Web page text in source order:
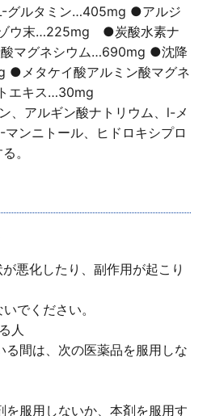
意をよく読んでお使いくだ
さい。
添付文書
ルタミン…405mg ●アルジ
ウ末…225mg ●炭酸水素ナ
マグネシウム…690mg ●沈降
●メタケイ酸アルミン酸マグネ
エキス…30mg
、アルギン酸ナトリウム、l-メ
ンニトール、ヒドロキシプロ
。
が悪化したり、副作用が起こり
でください。
人
る間は、次の医薬品を服用しな
を服用しないか、本剤を服用す